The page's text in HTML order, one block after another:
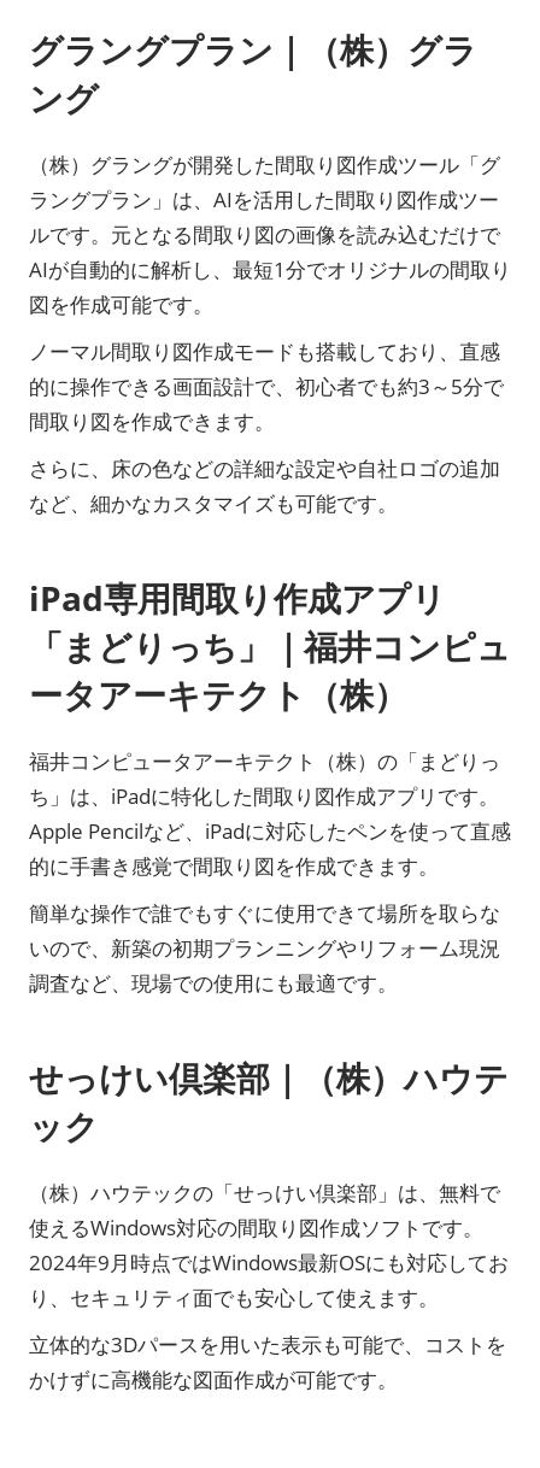
グラングプラン｜（株）グラ
ング
（株）グラングが開発した間取り図作成ツール「グ
ラングプラン」は、AIを活用した間取り図作成ツー
ルです。元となる間取り図の画像を読み込むだけで
AIが自動的に解析し、最短1分でオリジナルの間取り
図を作成可能です。
ノーマル間取り図作成モードも搭載しており、直感
的に操作できる画面設計で、初心者でも約3～5分で
間取り図を作成できます。
さらに、床の色などの詳細な設定や自社ロゴの追加
など、細かなカスタマイズも可能です。
iPad専用間取り作成アプリ
「まどりっち」｜福井コンピュ
ータアーキテクト（株）
福井コンピュータアーキテクト（株）の「まどりっ
ち」は、iPadに特化した間取り図作成アプリです。
Apple Pencilなど、iPadに対応したペンを使って直感
的に手書き感覚で間取り図を作成できます。
簡単な操作で誰でもすぐに使用できて場所を取らな
いので、新築の初期プランニングやリフォーム現況
調査など、現場での使用にも最適です。
せっけい倶楽部｜（株）ハウテ
ック
（株）ハウテックの「せっけい倶楽部」は、無料で
使えるWindows対応の間取り図作成ソフトです。
2024年9月時点ではWindows最新OSにも対応してお
り、セキュリティ面でも安心して使えます。
立体的な3Dパースを用いた表示も可能で、コストを
かけずに高機能な図面作成が可能です。